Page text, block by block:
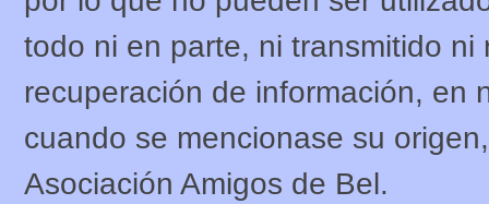
todo ni en parte, ni transmitido
recuperación de información, en
cuando se mencionase su
Asociación Amigos de Bel.